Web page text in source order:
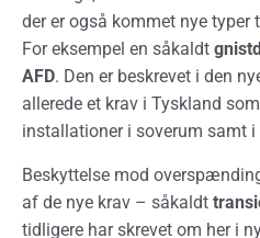
der er også kommet nye typer
For eksempel en såkaldt
AFD. Den er beskrevet i den
allerede et krav i Tyskland
installationer i soverum samt
Beskyttelse mod
af de nye krav – såkaldt
tidligere har skrevet om her i